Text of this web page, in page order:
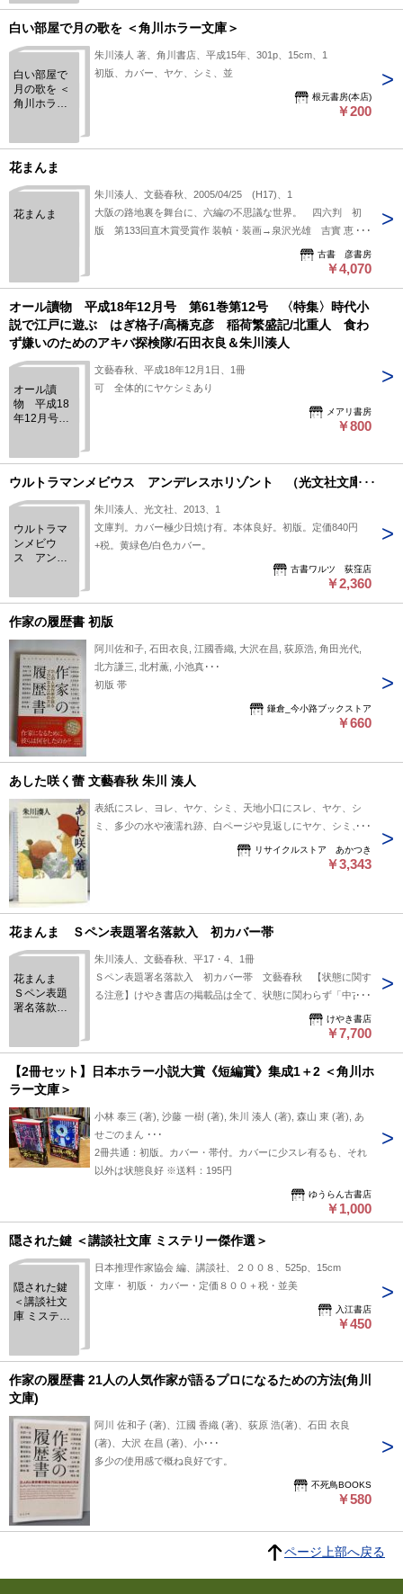
37巻 第42
号 好評連
載・連作/
［ようこ
へ］/池井戸
潤/［太陽の
村］/朱川湊
白い部屋で月の歌を ＜角川ホラー文庫＞
白い部屋で
月の歌を ＜
角川ホラー
朱川湊人 著、角川書店、平成15年、301p、15cm、1
初版、カバー、ヤケ、シミ、並
根元書房(本店)
￥200
花まんま
花まんま
朱川湊人、文藝春秋、2005/04/25 (H17)、1
大阪の路地裏を舞台に、六編の不思議な世界。 四六判 初
版 第133回直木賞受賞作 装幀・装画→泉沢光雄 吉實 恵
古書 彦書房
￥4,070
オール讀物 平成18年12月号 第61巻第12号 〈特集〉時代小
説で江戸に遊ぶ はぎ格子/高橋克彦 稲荷繁盛記/北重人 食わ
ず嫌いのためのアキバ探検隊/石田衣良＆朱川湊人
オール讀
物 平成18
年12月号
集〉時代小
説で江戸に
遊ぶ はぎ
格子/高橋克
盛記/北重
人 食わず
嫌いのため
良＆朱川湊
人
文藝春秋、平成18年12月1日、1冊
可 全体的にヤケシミあり
メアリ書房
￥800
ウルトラマンメビウス アンデレスホリゾント （光文社文庫）
ウルトラマ
ンメビウ
ス アンデ
文社文庫）
朱川湊人、光文社、2013、1
文庫判。カバー極少日焼け有。本体良好。初版。定価840円
+税。黄緑色/白色カバー。
古書ワルツ 荻窪店
￥2,360
作家の履歴書 初版
阿川佐和子, 石田衣良, 江國香織, 大沢在昌, 荻原浩, 角田光代,
北方謙三, 北村薫, 小池真･･･
初版 帯
鎌倉_今小路ブックストア
￥660
あした咲く蕾 文藝春秋 朱川 湊人
表紙にスレ、ヨレ、ヤケ、シミ、天地小口にスレ、ヤケ、シ
ミ、多少の水や液濡れ跡、白ページや見返しにヤケ、シミ、が
あります。本を読むことに支障はございません。※注意事項
※■商品・状態はコンディションガイドラインに基づき、判
リサイクルストア あかつき
￥3,343
花まんま Ｓペン表題署名落款入 初カバー帯
花まんま
Ｓペン表題
署名落款
朱川湊人、文藝春秋、平17・4、1冊
Ｓペン表題署名落款入 初カバー帯 文藝春秋 【状態に関す
る注意】けやき書店の掲載品は全て、状態に関わらず「中古品
（並）」と表示されています。「日本の古本屋」は６段階の
「状態」表記が必須となりましたが、当店の扱う商品の特質
欄の「中古品（並）」という表現は考慮にいれないで下さい。
い。:
けやき書店
￥7,700
【2冊セット】日本ホラー小説大賞《短編賞》集成1＋2 ＜角川ホ
ラー文庫＞
小林 泰三 (著), 沙藤 一樹 (著), 朱川 湊人 (著), 森山 東 (著), あ
せごのまん ･･･
2冊共通：初版。カバー・帯付。カバーに少スレ有るも、それ
以外は状態良好 ※送料：195円
ゆうらん古書店
￥1,000
隠された鍵 ＜講談社文庫 ミステリー傑作選＞
隠された鍵
＜講談社文
庫 ミステリ
日本推理作家協会 編、講談社、２００８、525p、15cm
文庫・ 初版・ カバー・定価８００＋税・並美
入江書店
￥450
作家の履歴書 21人の人気作家が語るプロになるための方法(角川
文庫)
阿川 佐和子 (著)、江國 香織 (著)、荻原 浩(著)、石田 衣良
(著)、大沢 在昌 (著)、小･･･
多少の使用感で概ね良好です。
不死鳥BOOKS
￥580
ページ上部へ戻る